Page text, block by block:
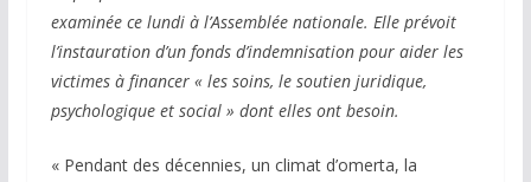
examinée ce lundi à l’Assemblée nationale. Elle prévoit
l’instauration d’un fonds d’indemnisation pour aider les
victimes à financer « les soins, le soutien juridique,
psychologique et social » dont elles ont besoin.
« Pendant des décennies, un climat d’omerta, la